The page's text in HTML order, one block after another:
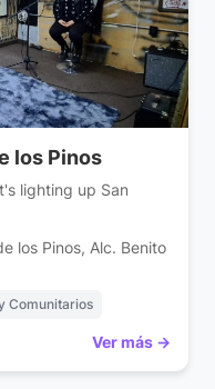
los Pinos
lighting up San
los Pinos, Alc. Benito
Comunitarios
Ver más →